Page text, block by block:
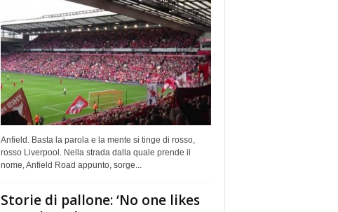
Anfield. Basta la parola e la mente si tinge di rosso,
rosso Liverpool. Nella strada dalla quale prende il
nome, Anfield Road appunto, sorge...
Storie di pallone: ‘No one likes